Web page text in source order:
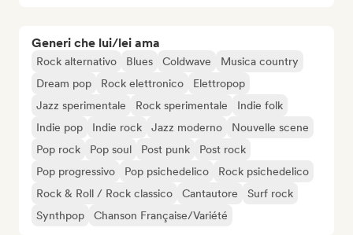
Generi che lui/lei ama
Rock alternativo Blues Coldwave
Musica country
Dream pop
Rock elettronico
Elettropop
Jazz sperimentale
Rock sperimentale
Indie folk
Indie pop
Indie rock Jazz moderno
Nouvelle scene
Pop rock
Pop soul Post punk
Post rock
Pop progressivo
Pop psichedelico
Rock psichedelico
Rock & Roll / Rock classico
Cantautore
Surf rock
Synthpop
Chanson Française/Variété